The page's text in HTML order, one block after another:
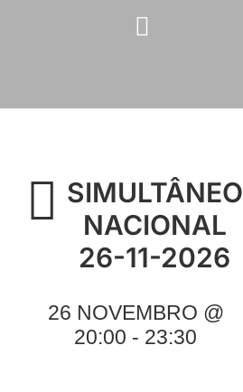
SIMULTÂNEO
NACIONAL
26-11-2026
26 NOVEMBRO @
20:00 - 23:30